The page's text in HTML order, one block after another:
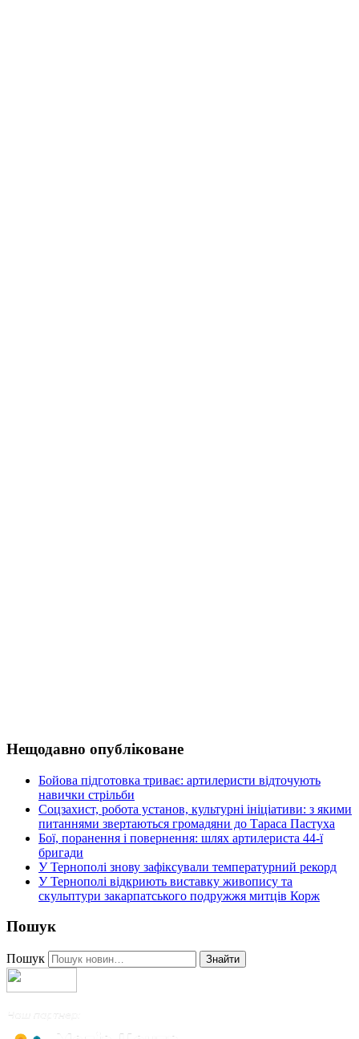
Нещодавно опубліковане
Бойова підготовка триває: артилеристи відточують
навички стрільби
Соцзахист, робота установ, культурні ініціативи: з якими
питаннями звертаються громадяни до Тараса Пастуха
Бої, поранення і повернення: шлях артилериста 44-ї
бригади
У Тернополі знову зафіксували температурний рекорд
У Тернополі відкриють виставку живопису та
скульптури закарпатського подружжя митців Корж
Пошук
Пошук Знайти